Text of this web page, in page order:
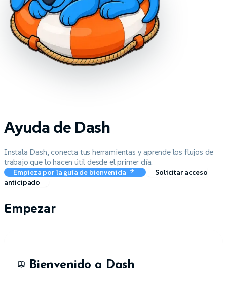
Ayuda de Dash
Instala Dash, conecta tus herramientas y aprende los flujos de
trabajo que lo hacen útil desde el primer día.
Empieza por la guía de bienvenida
Solicitar acceso
anticipado
Empezar
Bienvenido a Dash